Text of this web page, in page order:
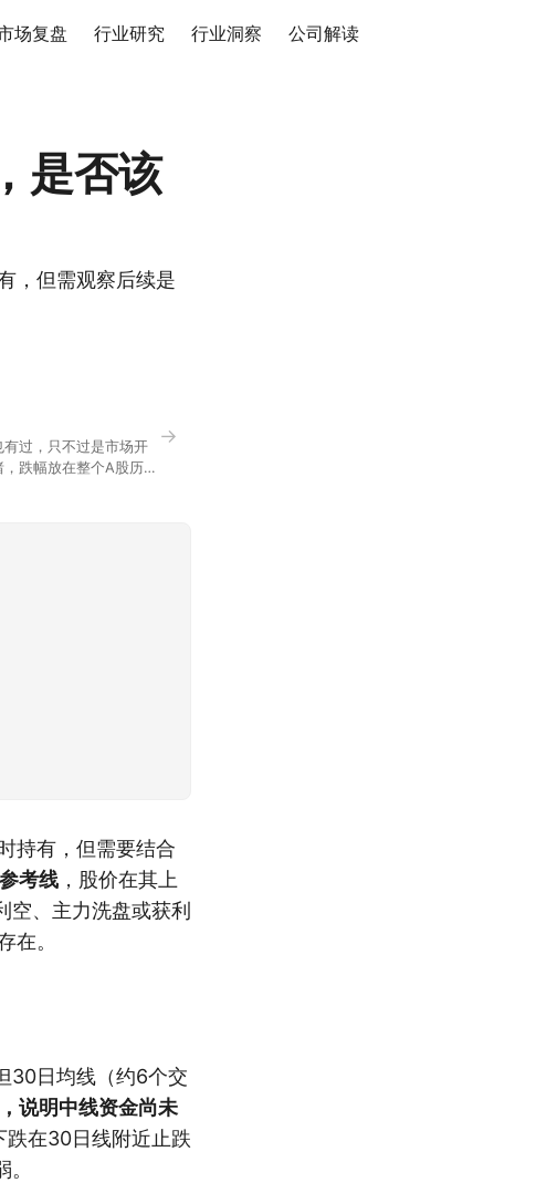
场复盘 行业研究 行业洞察 公司解读
是否该
，但需观察后续是
过，只不过是市场开
跌幅放在整个A股历史
→
持有，但需要结合
考线 ，股价在其上
空、主力洗盘或获利
在。
30日均线（约6个交
说明中线资金尚未
跌在30日线附近止跌